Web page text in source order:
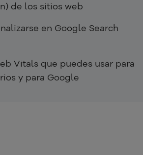
de los sitios web
en Google Search
Vitals que puedes usar para
y para Google